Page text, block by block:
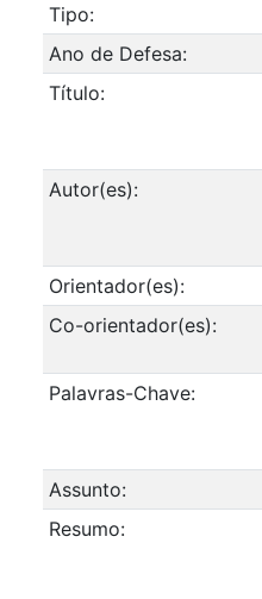
Tipo:
Ano de Defesa:
Título:
Autor(es):
Orientador(es):
Co-orientador(es):
Palavras-Chave:
Assunto:
Resumo: